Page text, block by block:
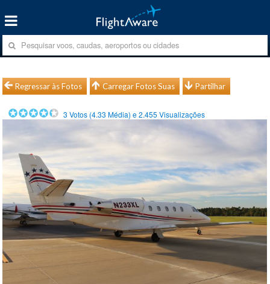
Regressar às Fotos Carregar Fotos Suas Partilhar
3 Votos (4.33 Média) e2.455 Visualizações